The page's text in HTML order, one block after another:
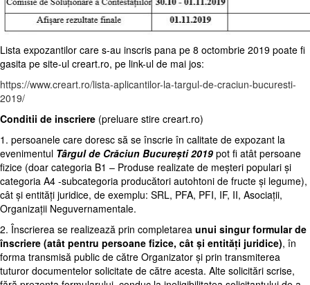
Lista expozantilor care s-au inscris pana pe 8 octombrie 2019 poate fi
gasita pe site-ul creart.ro, pe link-ul de mai jos:
https://www.creart.ro/lista-aplicantilor-la-targul-de-craciun-bucuresti-
2019/
Conditii de inscriere (preluare stire creart.ro)
1. persoanele care doresc să se înscrie în calitate de expozant la
evenimentul Târgul de Crăciun București 2019 pot fi atât persoane
fizice (doar categoria B1 – Produse realizate de meșteri populari și
categoria A4 -subcategoria producători autohtoni de fructe și legume),
cât și entități juridice, de exemplu: SRL, PFA, PFI, IF, II, Asociații,
Organizații Neguvernamentale.
2. Înscrierea se realizează prin completarea unui singur formular de
înscriere (atât pentru persoane fizice, cât și entități juridice), în
forma transmisă public de către Organizator și prin transmiterea
tuturor documentelor solicitate de către acesta. Alte solicitări scrise,